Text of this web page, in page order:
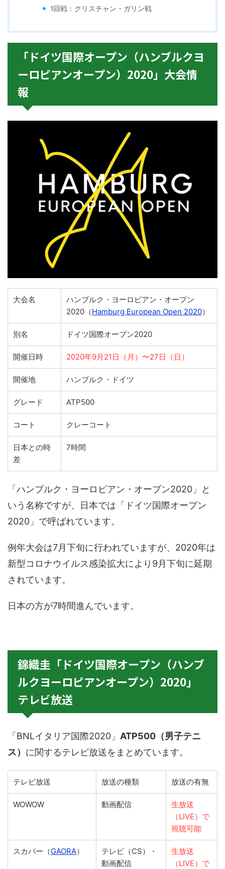
1回戦：クリスチャン・ガリン戦
「ドイツ国際オープン（ハンブルクヨ
ーロピアンオープン）2020」大会情
報
大会名
ハンブルク・ヨーロピアン・オープン
2020（Hamburg European Open 2020）
別名 ドイツ国際オープン2020
開催日時 2020年9月21日（月）〜27日（日）
開催地 ハンブルク・ドイツ
グレード ATP500
コート クレーコート
日本との時
差
7時間
「ハンブルク・ヨーロピアン・オープン2020」と
いう名称ですが、日本では「ドイツ国際オープン
2020」で呼ばれています。
例年大会は7月下旬に行われていますが、2020年は
新型コロナウイルス感染拡大により9月下旬に延期
されています。
日本の方が7時間進んでいます。
錦織圭「ドイツ国際オープン（ハンブ
ルクヨーロピアンオープン）2020」
テレビ放送
「BNLイタリア国際2020」 ATP500（男子テニ
ス） に関するテレビ放送をまとめています。
テレビ放送 放送の種類 放送の有無
WOWOW 動画配信
生放送
（LIVE）で
視聴可能
スカパー（GAORA）
テレビ（CS）・
動画配信
生放送
（LIVE）で